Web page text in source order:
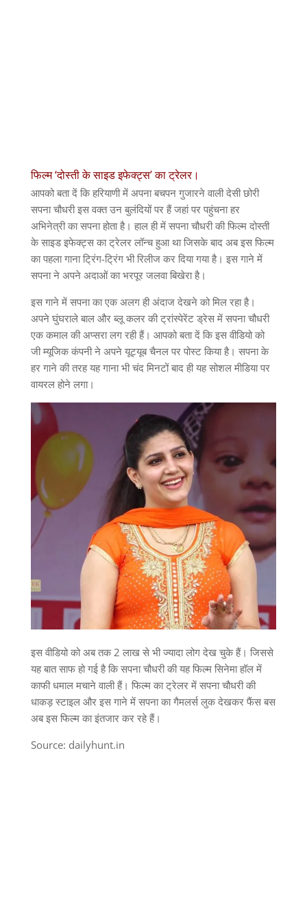
फिल्म ‘दोस्ती के साइड इफेक्ट्स’ का ट्रेलर।
आपको बता दें कि हरियाणी में अपना बचपन गुजारने वाली देसी छोरी
सपना चौधरी इस वक्त उन बुलंदियों पर हैं जहां पर पहुंचना हर
अभिनेत्री का सपना होता है। हाल ही में सपना चौधरी की फिल्म दोस्ती
के साइड इफेक्ट्स का ट्रेलर लॉन्च हुआ था जिसके बाद अब इस फिल्म
का पहला गाना ट्रिंग-ट्रिंग भी रिलीज कर दिया गया है। इस गाने में
सपना ने अपने अदाओं का भरपूर जलवा बिखेरा है।
इस गाने में सपना का एक अलग ही अंदाज देखने को मिल रहा है।
अपने घुंघराले बाल और ब्लू कलर की ट्रांस्पेरेंट ड्रेस में सपना चौधरी
एक कमाल की अप्सरा लग रही हैं। आपको बता दें कि इस वीडियो को
जी म्यूजिक कंपनी ने अपने यूट्यूब चैनल पर पोस्ट किया है। सपना के
हर गाने की तरह यह गाना भी चंद मिनटों बाद ही यह सोशल मीडिया पर
वायरल होने लगा।
इस वीडियो को अब तक 2 लाख से भी ज्यादा लोग देख चुके हैं। जिससे
यह बात साफ हो गई है कि सपना चौधरी की यह फिल्म सिनेमा हॉल में
काफी धमाल मचाने वाली हैं। फिल्म का ट्रेलर में सपना चौधरी की
धाकड़ स्टाइल और इस गाने में सपना का गैमलर्स लुक देखकर फैंस बस
अब इस फिल्म का इंतजार कर रहे हैं।
Source: dailyhunt.in